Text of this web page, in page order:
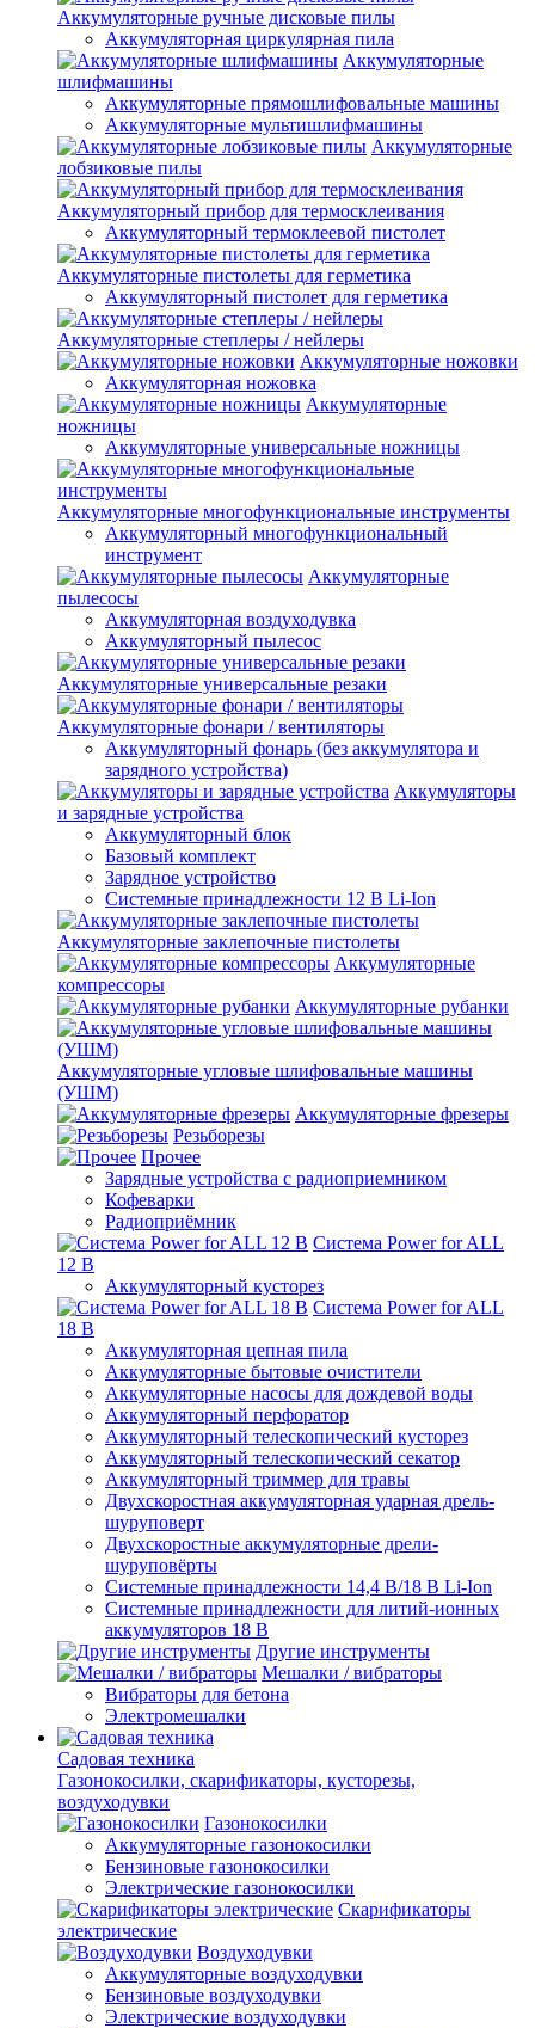
Аккумуляторные ручные дисковые пилы
Аккумуляторная циркулярная пила
Аккумуляторные
шлифмашины
Аккумуляторные прямошлифовальные машины
Аккумуляторные мультишлифмашины
Аккумуляторные
лобзиковые пилы
Аккумуляторный прибор для термосклеивания
Аккумуляторный термоклеевой пистолет
Аккумуляторные пистолеты для герметика
Аккумуляторный пистолет для герметика
Аккумуляторные степлеры / нейлеры
Аккумуляторные ножовки
Аккумуляторная ножовка
Аккумуляторные
ножницы
Аккумуляторные универсальные ножницы
Аккумуляторные многофункциональные инструменты
Аккумуляторный многофункциональный
инструмент
Аккумуляторные
пылесосы
Аккумуляторная воздуходувка
Аккумуляторный пылесос
Аккумуляторные универсальные резаки
Аккумуляторные фонари / вентиляторы
Аккумуляторный фонарь (без аккумулятора и
зарядного устройства)
Аккумуляторы
и зарядные устройства
Аккумуляторный блок
Базовый комплект
Зарядное устройство
Системные принадлежности 12 В Li-Ion
Аккумуляторные заклепочные пистолеты
Аккумуляторные
компрессоры
Аккумуляторные рубанки
Аккумуляторные угловые шлифовальные машины
(УШМ)
Аккумуляторные фрезеры
Резьборезы
Прочее
Зарядные устройства с радиоприемником
Кофеварки
Радиоприёмник
Система Power for ALL
12 В
Аккумуляторный кусторез
Система Power for ALL
18 В
Аккумуляторная цепная пила
Аккумуляторные бытовые очистители
Аккумуляторные насосы для дождевой воды
Аккумуляторный перфоратор
Аккумуляторный телескопический кусторез
Аккумуляторный телескопический секатор
Аккумуляторный триммер для травы
Двухскоростная аккумуляторная ударная дрель-
шуруповерт
Двухскоростные аккумуляторные дрели-
шуруповёрты
Системные принадлежности 14,4 В/18 В Li-Ion
Системные принадлежности для литий-ионных
аккумуляторов 18 В
Другие инструменты
Мешалки / вибраторы
Вибраторы для бетона
Электромешалки
Садовая техника
Газонокосилки, скарификаторы, кусторезы,
воздуходувки
Газонокосилки
Аккумуляторные газонокосилки
Бензиновые газонокосилки
Электрические газонокосилки
Скарификаторы
электрические
Воздуходувки
Аккумуляторные воздуходувки
Бензиновые воздуходувки
Электрические воздуходувки